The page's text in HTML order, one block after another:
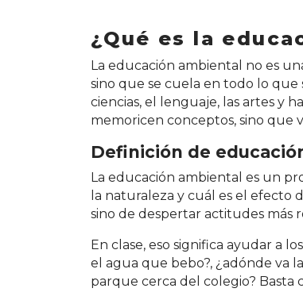
¿Qué es la
La educación ambiental no es
sino que se cuela en todo lo
ciencias, el lenguaje, las artes y
memoricen conceptos, sino que
Definición de
La educación ambiental es un
la naturaleza y cuál es el efecto
sino de despertar actitudes más
En clase, eso significa ayudar a
el agua que bebo?, ¿adónde va
parque cerca del colegio? Basta